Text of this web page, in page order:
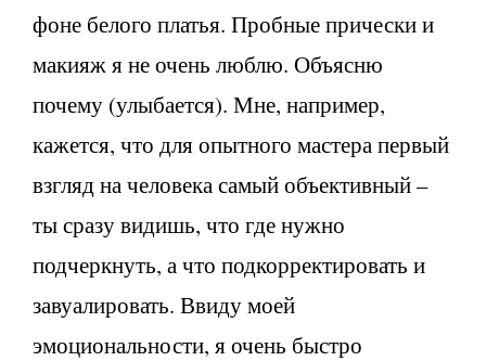
фоне белого платья. Пробные прически и
макияж я не очень люблю. Объясню
почему (улыбается). Мне, например,
кажется, что для опытного мастера первый
взгляд на человека самый объективный –
ты сразу видишь, что где нужно
подчеркнуть, а что подкорректировать и
завуалировать. Ввиду моей
эмоциональности, я очень быстро